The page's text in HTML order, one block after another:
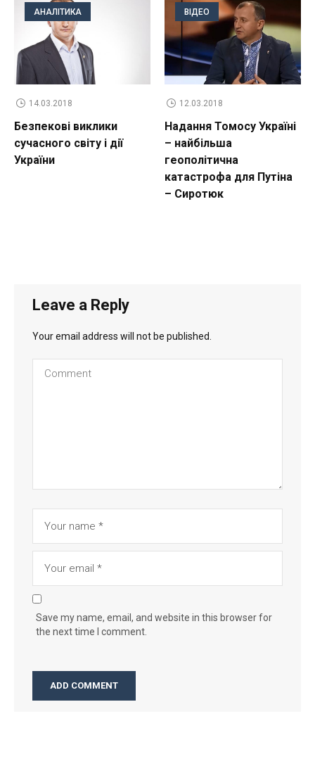
АНАЛІТИКА
14.03.2018
Безпекові виклики
сучасного світу і дії
України
ВІДЕО
12.03.2018
Надання Томосу Україні
– найбільша
геополітична
катастрофа для Путіна
– Сиротюк
Leave a Reply
Your email address will not be published.
Save my name, email, and website in this browser for
the next time I comment.